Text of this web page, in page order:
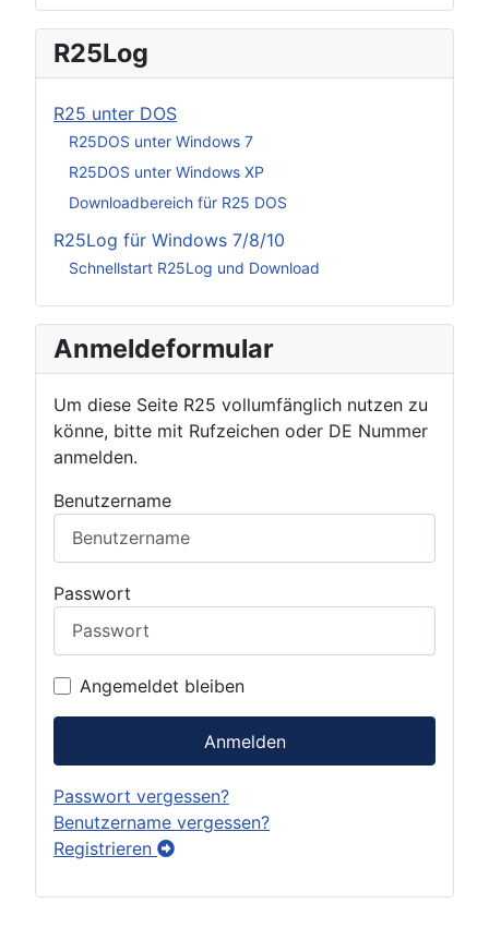
R25Log
R25 unter DOS
R25DOS unter Windows 7
R25DOS unter Windows XP
Downloadbereich für R25 DOS
R25Log für Windows 7/8/10
Schnellstart R25Log und Download
Anmeldeformular
Um diese Seite R25 vollumfänglich nutzen zu
könne, bitte mit Rufzeichen oder DE Nummer
anmelden.
Benutzername
Passwort
Angemeldet bleiben
Anmelden
Passwort vergessen?
Benutzername vergessen?
Registrieren